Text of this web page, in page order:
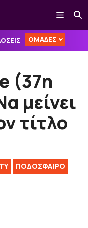
Μενού
ΟΜΑΔΕΣ
(37η
μείνει
τίτλο
ΠΟΔΟΣΦΑΙΡΟ